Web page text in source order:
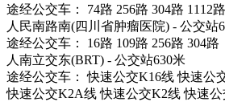
途经公交车： 74路 256路 304路 1112
人民南路南(四川省肿瘤医院) - 公交站
途经公交车： 16路 109路 256路 304路
人南立交东(BRT) - 公交站630米
途经公交车： 快速公交K16线 快速公
快速公交K2A线 快速公交K2线 快速